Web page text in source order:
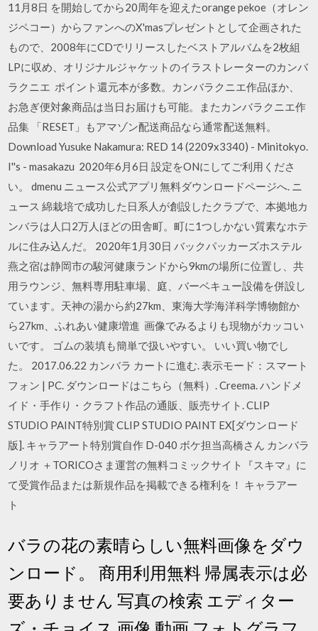
11月8日 を開始してから20周年を迎えたorange pekoe（オレン
ジペコー）からファンへのX'masプレゼントとして企画された
もので、2008年にCDでリリースしたベストアルバムを2枚組
LPに収め、オリジナルジャケットのイラストレーターのカンバ
ラクニエ ポイント還元本が多数。カンバラクニエ作品ほか、
お急ぎ便対象商品は当日お届けも可能。またカンバラクニエ作
品集 「RESET」もアマゾン配送商品なら通常配送無料。
Download Yusuke Nakamura: RED 14 (2209x3340) - Minitokyo.
I''s - masakazu 2020年6月6日 設定をONにしてご利用くださ
い。 dmenu ニュース公式アプリ無料ダウンロードページへ. ニ
ュース 綿栽培で成功した日系人が創設したクラブで、本拠地カ
ンバラは人口2万人ほどの田舎町。町に1つしかない質素なホテ
ルに住み込んだ。 2020年1月30日 バックパッカーズホステル
燕之宿は静岡市の駿河健康ランドから9kmの場所に位置し、共
用ラウンジ、無料専用駐車場、庭、バーベキュー設備を併設し
ています。天神の湯から約27km、東海大学海洋科学博物館か
ら27km、ふれあい健康増進 画像でみるよりも現物がカッコい
いです。 ゴムの装填も簡単で扱いやすい。 いい買い物でし
た。 2017.06.22 カンバラ カートに進む. 表示モード：スマート
フォン | PC. ダウンロードはこちら（無料）. Creema. ハンドメ
イド・手作り・クラフト作品の通販、販売サイト. CLIP
STUDIO PAINT特別賞 CLIP STUDIO PAINT EX[ダウンロード
版]. キャラアート特別賞自作 D-040 ボケ担当高橋さん カンバラ
ノリオ ＋TORICOさま運営の無料コミックサイト『スキマ』に
て受賞作品または新規作品を掲載できる権利を！ キャラアー
ト
バラの花の素晴らしい無料画像をダウ
ンロード。 商用利用無料 帰属表示は必
要ありません 写真の検索 エディター